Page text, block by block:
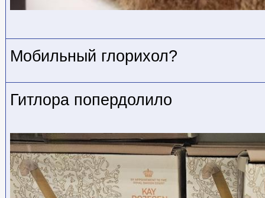
Мобильный глорихол?
Гитлора попердолило